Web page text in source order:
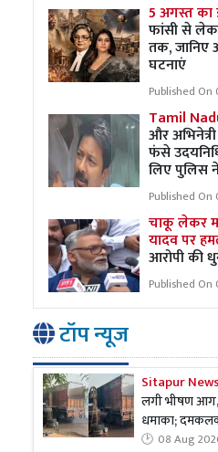
5 अगस्त का
फांसी से
तक, जानिए
घटनाएं
Published
Tamil
और
फंसे
लिए पुलिस
Published
चाकू लेकर
यादव पर
आरोपी की
Published
टॉप न्यूज
Sitapur
लगी भीषण
धमाका;
08 Aug